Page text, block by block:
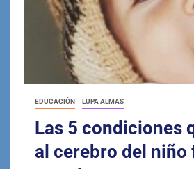
EDUCACIÓN LUPA ALMAS
Las 5 condiciones
al cerebro del niño